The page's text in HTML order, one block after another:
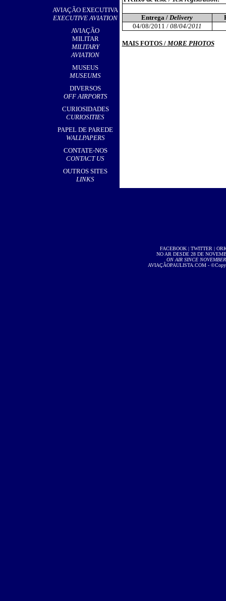
AVIAÇÃO EXECUTIVA
EXECUTIVE AVIATION
AVIAÇÃO
MILITAR
MILITARY
AVIATION
MUSEUS
MUSEUMS
DIVERSOS
OFF AIRPORTS
CURIOSIDADES
CURIOSITIES
PAPEL DE PAREDE
WALLPAPERS
CONTATE-NOS
CONTACT US
OUTROS SITES
LINKS
Entrega / Delivery
04/08/2011 / 08/04/2011
MAIS FOTOS / MORE PHOTOS
FACEBOOK| TWITTER |
NO AR DESDE 28 DE
ON AIR SINCE
AVIAÇÃOPAULISTA.COM -